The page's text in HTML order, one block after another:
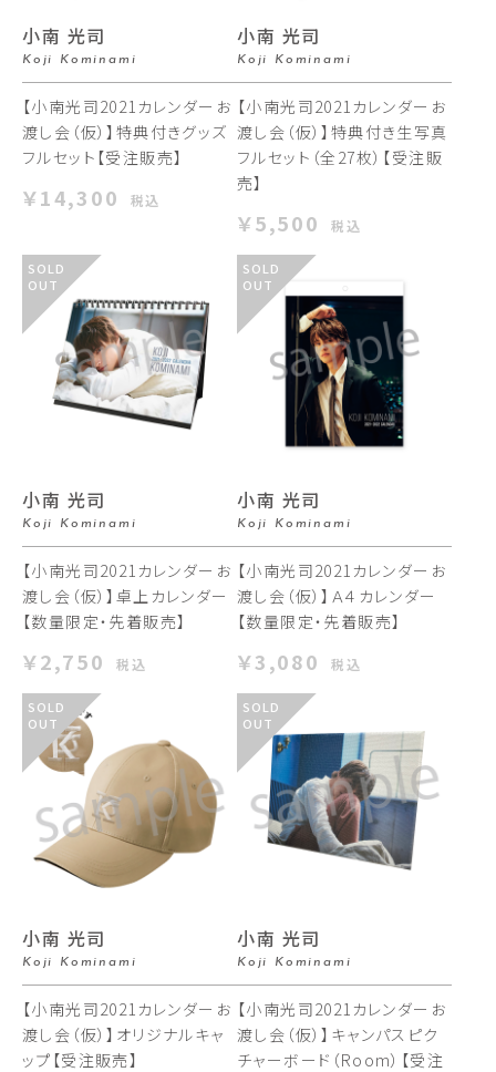
小南 光司
Koji Kominami
【小南光司2021カレンダーお
渡し会（仮）】特典付きグッズ
フルセット【受注販売】
￥14,300 税込
小南 光司
Koji Kominami
【小南光司2021カレンダーお
渡し会（仮）】特典付き生写真
フルセット（全27枚）【受注販
売】
￥5,500 税込
SOLD
OUT
小南 光司
Koji Kominami
【小南光司2021カレンダーお
渡し会（仮）】卓上カレンダー
【数量限定・先着販売】
￥2,750 税込
SOLD
OUT
小南 光司
Koji Kominami
【小南光司2021カレンダーお
渡し会（仮）】Ａ４カレンダー
【数量限定・先着販売】
￥3,080 税込
SOLD
OUT
小南 光司
Koji Kominami
【小南光司2021カレンダーお
渡し会（仮）】オリジナルキャ
ップ【受注販売】
SOLD
OUT
小南 光司
Koji Kominami
【小南光司2021カレンダーお
渡し会（仮）】キャンパスピク
チャーボード（Room）【受注